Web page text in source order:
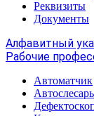
Реквизиты
Документы
Алфавитный
Рабочие
Автоматчик
Автослесарь